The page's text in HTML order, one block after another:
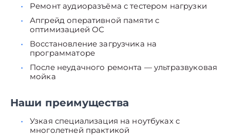
Ремонт аудиоразъёма с тестером нагрузки
Апгрейд оперативной памяти с
оптимизацией ОС
Восстановление загрузчика на
программаторе
После неудачного ремонта — ультразвуковая
мойка
Наши преимущества
Узкая специализация на ноутбуках с
многолетней практикой